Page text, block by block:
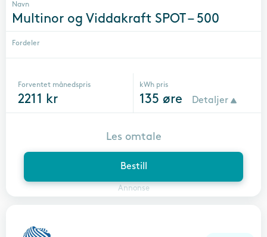
Navn
Multinor og Viddakraft SPOT – 500
Fordeler
Forventet månedspris
2211 kr
kWh pris
135 øre Detaljer
Bestill
Annonse
Les omtale